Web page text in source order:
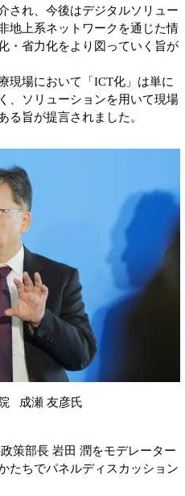
され、今後はデジタルソリュー
地上系ネットワークを通じた情
・省力化をより図っていく旨が
現場において「ICT化」は単に
、ソリューションを用いて現場
る旨が提言されました。
成瀬 友彦氏
策部長 岩田 潤をモデレーター
たちでパネルディスカッション